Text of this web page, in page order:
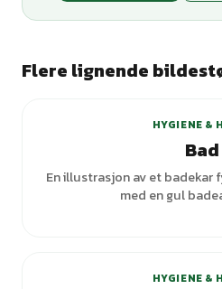
Flere lignende
HYGIENE &
Bad
En illustrasjon av et badekar
med en gul
HYGIENE &